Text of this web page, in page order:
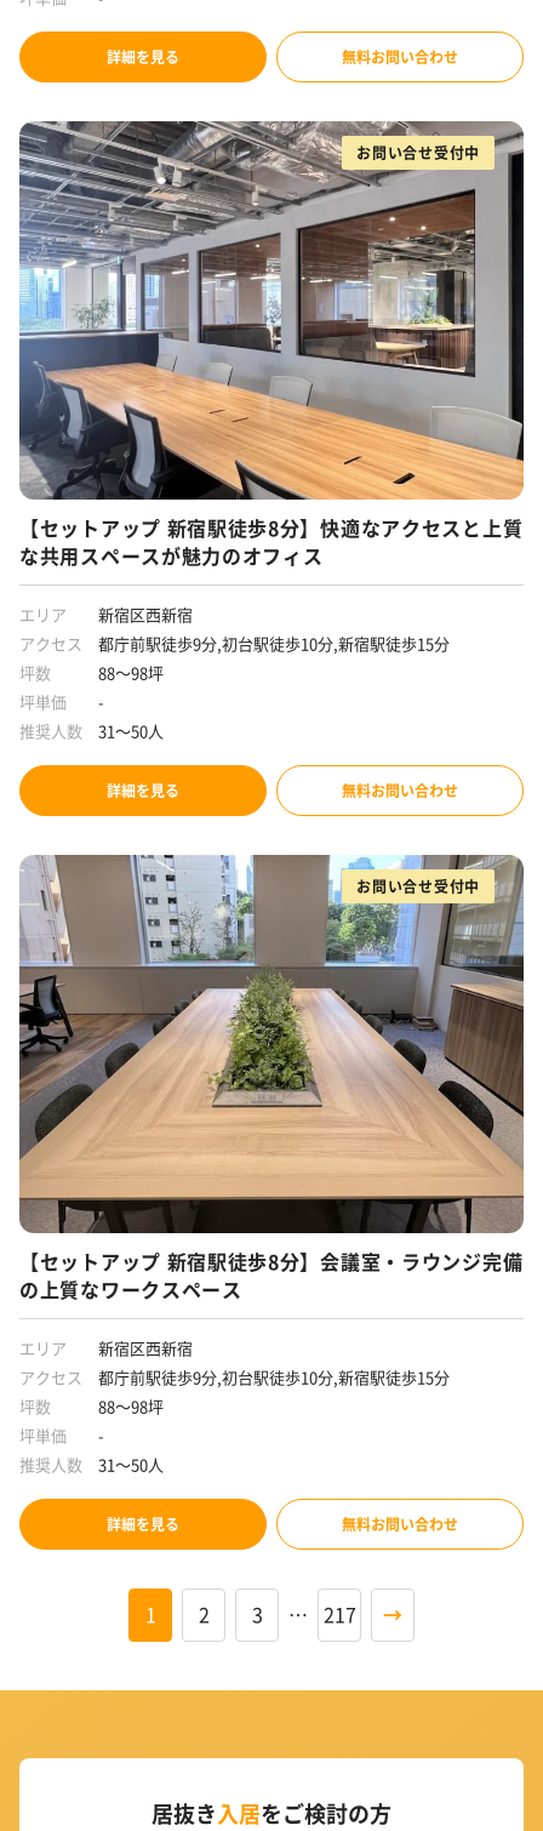
詳細を見る 無料お問い合わせ
お問い合せ受付中
【セットアップ 新宿駅徒歩8分】快適なアクセスと上質
な共用スペースが魅力のオフィス
エリア
新宿区西新宿
アクセス
都庁前駅徒歩9分,初台駅徒歩10分,新宿駅徒歩15分
坪数
88～98坪
坪単価
-
推奨人数
31～50人
詳細を見る 無料お問い合わせ
お問い合せ受付中
【セットアップ 新宿駅徒歩8分】会議室・ラウンジ完備
の上質なワークスペース
エリア
新宿区西新宿
アクセス
都庁前駅徒歩9分,初台駅徒歩10分,新宿駅徒歩15分
坪数
88～98坪
坪単価
-
推奨人数
31～50人
詳細を見る 無料お問い合わせ
1 2 3 … 217 →
居抜き入居をご検討の方